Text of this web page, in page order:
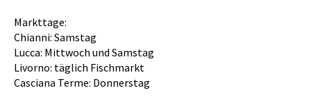
Markttage:
Chianni: Samstag
Lucca: Mittwoch und Samstag
Livorno: täglich Fischmarkt
Casciana Terme: Donnerstag